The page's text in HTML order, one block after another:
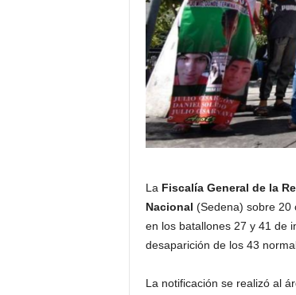
La Fiscalía General de la
Nacional (Sedena) sobre 20
en los batallones 27 y 41 de
desaparición de los 43
La notificación se realizó al